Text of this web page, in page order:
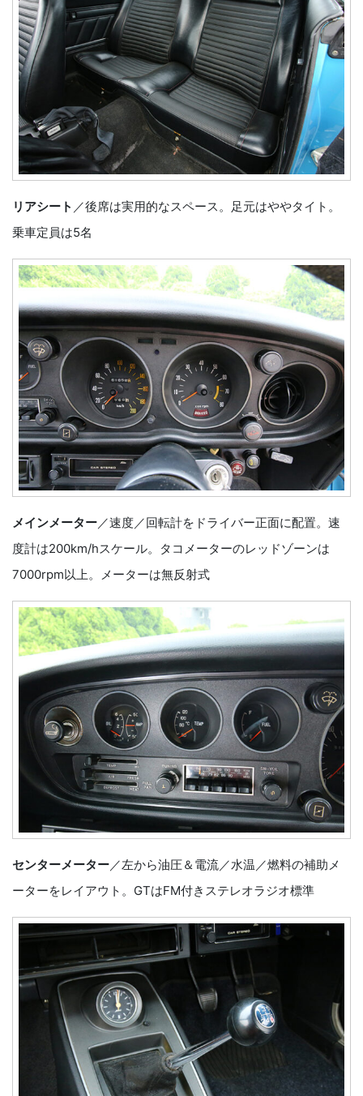
リアシート ／後席は実用的なスペース。足元はややタイト。
乗車定員は5名
メインメーター／速度／回転計をドライバー正面に配置。速
度計は200km/hスケール。タコメーターのレッドゾーンは
7000rpm以上。メーターは無反射式
センターメーター／左から油圧＆電流／水温／燃料の補助メ
ーターをレイアウト。GTはFM付きステレオラジオ標準